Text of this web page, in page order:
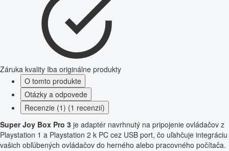
Záruka kvality Iba originálne produkty
O tomto produkte
Otázky a odpovede
Recenzie (1) (1 recenzií)
Super Joy Box Pro 3 je adaptér navrhnutý na pripojenie ovládačov z
Playstation 1 a Playstation 2 k PC cez USB port, čo uľahčuje integráciu
vašich obľúbených ovládačov do herného alebo pracovného počítača.